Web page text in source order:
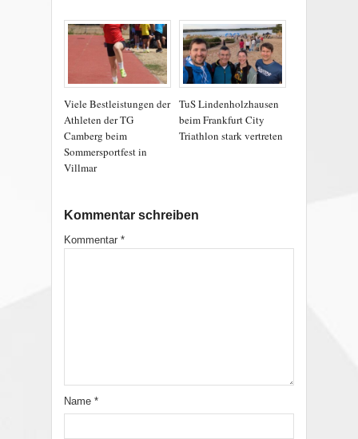
Viele Bestleistungen der
Athleten der TG
Camberg beim
Sommersportfest in
Villmar
TuS Lindenholzhausen
beim Frankfurt City
Triathlon stark vertreten
Kommentar schreiben
Kommentar *
Name *